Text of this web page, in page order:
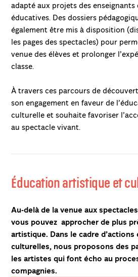
adapté aux projets des
éducatives. Des dossiers
également être mis à disposition
les pages des spectacles) pour
venue des élèves et prolonger
classe.
À travers ces parcours de
son engagement en faveur de
culturelle et souhaite favoriser
au spectacle vivant.
Éducation artistique et
Au-delà de la venue aux
vous pouvez approcher de plus
artistique. Dans le cadre
culturelles, nous proposons des
les artistes qui font écho au
compagnies.